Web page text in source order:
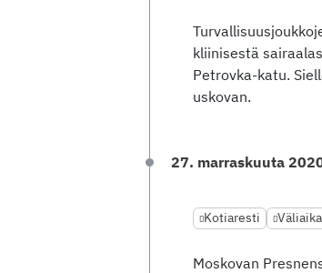
kliinisestä
Petrovka-katu.
uskovan.
27. marraskuuta
Kotiaresti
Moskovan